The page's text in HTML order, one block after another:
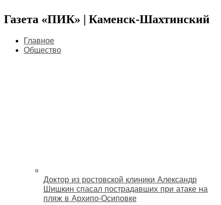
Газета «ПИК» | Каменск-Шахтинский
Главное
Общество
Доктор из ростовской клиники Александр
Шишкин спасал пострадавших при атаке на
пляж в Архипо‑Осиповке